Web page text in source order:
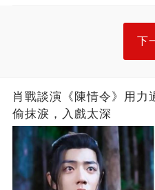
下
肖戰談演《陳情令》用力
偷抹淚，入戲太深